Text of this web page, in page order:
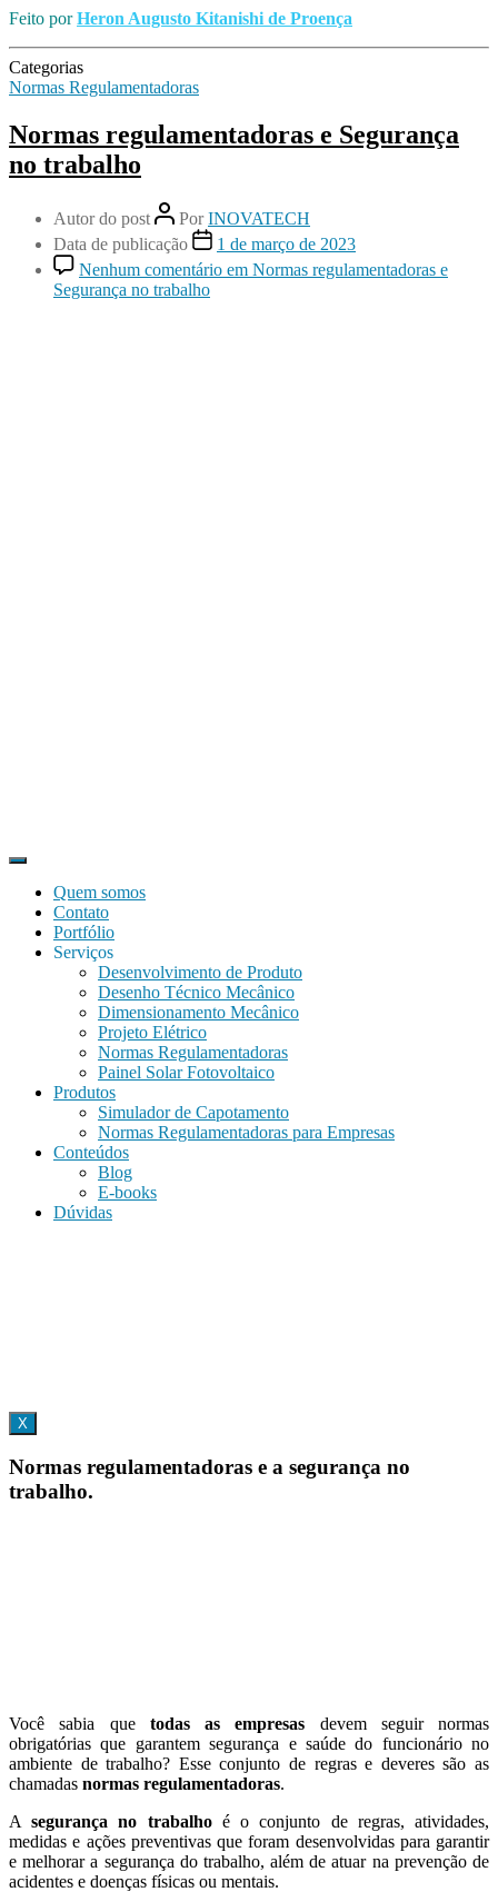
Feito porHeron Augusto Kitanishi de Proença
Categorias
Normas Regulamentadoras
Normas regulamentadoras e Segurança
no trabalho
Autor do post PorINOVATECH
Data de publicação
1 de março de 2023
Nenhum comentário em Normas regulamentadoras e
Segurança no trabalho
Quem somos
Contato
Portfólio
Serviços
Desenvolvimento de Produto
Desenho Técnico Mecânico
Dimensionamento Mecânico
Projeto Elétrico
Normas Regulamentadoras
Painel Solar Fotovoltaico
Produtos
Simulador de Capotamento
Normas Regulamentadoras para Empresas
Conteúdos
Blog
E-books
Dúvidas
X
Normas regulamentadoras e a segurança no
trabalho.
Você sabia que todas as empresas devem seguir normas
obrigatórias que garantem segurança e saúde do funcionário no
ambiente de trabalho? Esse conjunto de regras e deveres são as
chamadas normas regulamentadoras.
Asegurança no trabalhoé o conjunto de regras, atividades,
medidas e ações preventivas que foram desenvolvidas para garantir
e melhorar a segurança do trabalho, além de atuar na prevenção de
acidentes e doenças físicas ou mentais.